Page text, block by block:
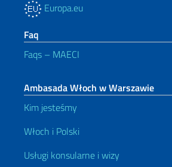
Europa.eu
Faq
Faqs – MAECI
Ambasada Włoch w Warszawie
Kim jesteśmy
Włoch i Polski
Usługi konsularne i wizy